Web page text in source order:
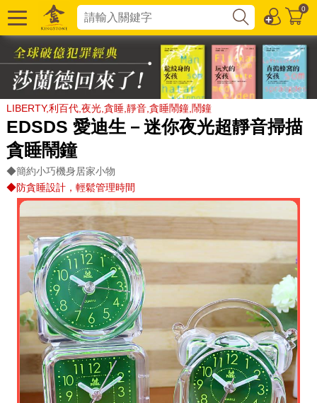
0
LIBERTY,利百代,夜光,貪睡,靜音,貪睡鬧鐘,鬧鐘
EDSDS 愛迪生－迷你夜光超靜音掃描
貪睡鬧鐘
◆簡約小巧機身居家小物
◆防貪睡設計，輕鬆管理時間